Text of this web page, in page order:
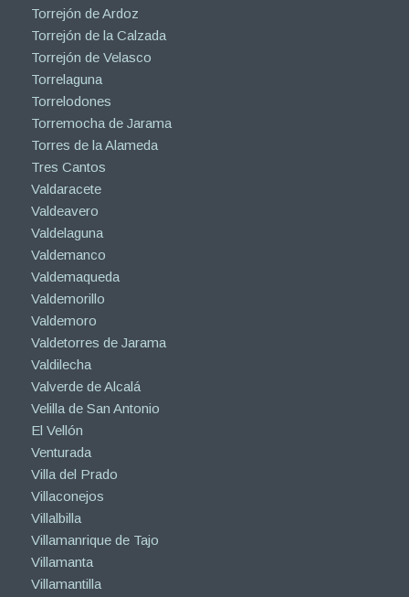
Torrejón de Ardoz
Torrejón de la Calzada
Torrejón de Velasco
Torrelaguna
Torrelodones
Torremocha de Jarama
Torres de la Alameda
Tres Cantos
Valdaracete
Valdeavero
Valdelaguna
Valdemanco
Valdemaqueda
Valdemorillo
Valdemoro
Valdetorres de Jarama
Valdilecha
Valverde de Alcalá
Velilla de San Antonio
El Vellón
Venturada
Villa del Prado
Villaconejos
Villalbilla
Villamanrique de Tajo
Villamanta
Villamantilla